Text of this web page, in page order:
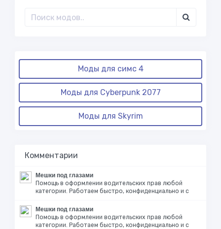
Моды для симс 4
Моды для Cyberpunk 2077
Моды для Skyrim
Комментарии
Мешки под глазами
Помощь в оформлении водительских прав любой
категории. Работаем быстро, конфиденциально и с
Мешки под глазами
Помощь в оформлении водительских прав любой
категории. Работаем быстро, конфиденциально и с